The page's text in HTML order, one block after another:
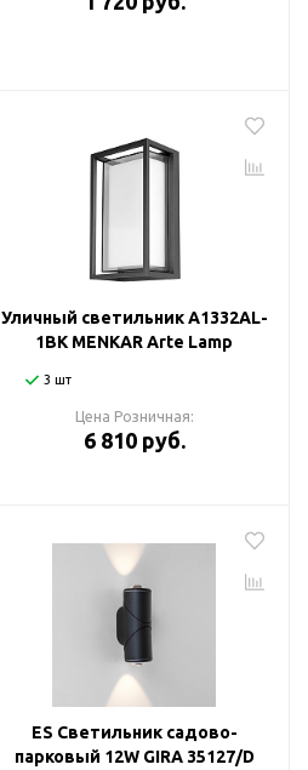
Уличный светильник A1332AL-
1BK MENKAR Arte Lamp
3 шт
Цена Розничная:
6 810 руб.
ES Светильник садово-
парковый 12W GIRA 35127/D